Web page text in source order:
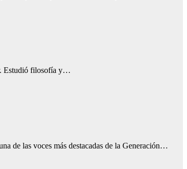
Estudió filosofía y…
de las voces más destacadas de la Generación…